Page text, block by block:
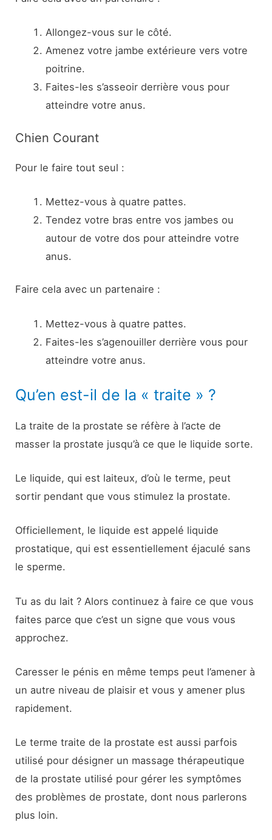
Allongez-vous sur le côté.
Amenez votre jambe extérieure vers votre
poitrine.
Faites-les s’asseoir derrière vous pour
atteindre votre anus.
Chien Courant
Pour le faire tout seul :
Mettez-vous à quatre pattes.
Tendez votre bras entre vos jambes ou
autour de votre dos pour atteindre votre
anus.
Faire cela avec un partenaire :
Mettez-vous à quatre pattes.
Faites-les s’agenouiller derrière vous pour
atteindre votre anus.
Qu’en est-il de la « traite » ?
La traite de la prostate se réfère à l’acte de
masser la prostate jusqu’à ce que le liquide sorte.
Le liquide, qui est laiteux, d’où le terme, peut
sortir pendant que vous stimulez la prostate.
Officiellement, le liquide est appelé liquide
prostatique, qui est essentiellement éjaculé sans
le sperme.
Tu as du lait ? Alors continuez à faire ce que vous
faites parce que c’est un signe que vous vous
approchez.
Caresser le pénis en même temps peut l’amener à
un autre niveau de plaisir et vous y amener plus
rapidement.
Le terme traite de la prostate est aussi parfois
utilisé pour désigner un massage thérapeutique
de la prostate utilisé pour gérer les symptômes
des problèmes de prostate, dont nous parlerons
plus loin.